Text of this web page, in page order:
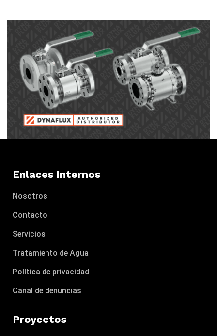
Enlaces Internos
Nosotros
Contacto
Servicios
Tratamiento de Agua
Política de privacidad
Canal de denuncias
Proyectos